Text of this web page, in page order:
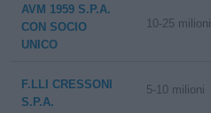
AVM 1959 S.P.A.
CON SOCIO
UNICO
10-25 milioni
F.LLI CRESSONI
S.P.A.
5-10 milioni